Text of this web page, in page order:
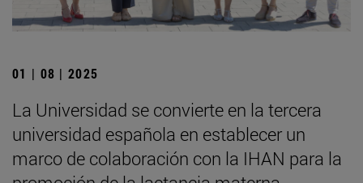
01 | 08 | 2025
La Universidad se convierte en la tercera
universidad española en establecer un
marco de colaboración con la IHAN para la